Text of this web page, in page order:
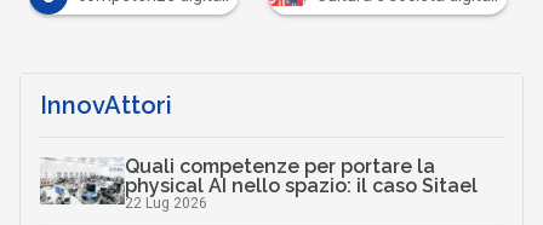
InnovAttori
Quali competenze per portare la
physical AI nello spazio: il caso Sitael
22 Lug 2026